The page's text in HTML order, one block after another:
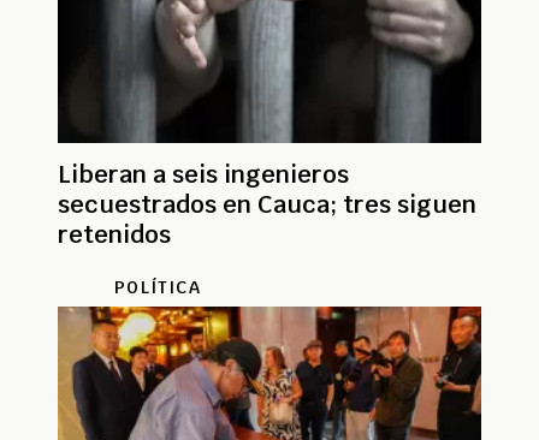
Liberan a seis ingenieros
secuestrados en Cauca; tres siguen
retenidos
POLÍTICA